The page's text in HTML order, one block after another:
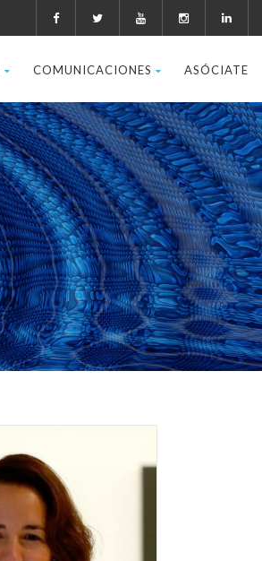
COMUNICACIONES ASÓCIATE